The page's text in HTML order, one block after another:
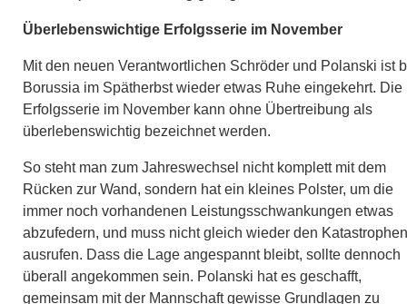
Überlebenswichtige Erfolgsserie im November
Mit den neuen Verantwortlichen Schröder und Polanski ist
Borussia im Spätherbst wieder etwas Ruhe eingekehrt. Die
Erfolgsserie im November kann ohne Übertreibung als
überlebenswichtig bezeichnet werden.​
So steht man zum Jahreswechsel nicht komplett mit dem
Rücken zur Wand, sondern hat ein kleines Polster, um die
immer noch vorhandenen Leistungsschwankungen etwas
abzufedern, und muss nicht gleich wieder den
ausrufen.​ Dass die Lage angespannt bleibt, sollte dennoch
überall angekommen sein. Polanski hat es geschafft,
gemeinsam mit der Mannschaft gewisse Grundlagen zu